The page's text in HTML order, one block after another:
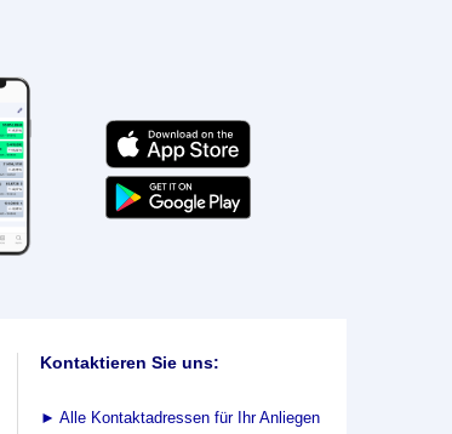
Kontaktieren Sie uns:
► Alle Kontaktadressen für Ihr Anliegen